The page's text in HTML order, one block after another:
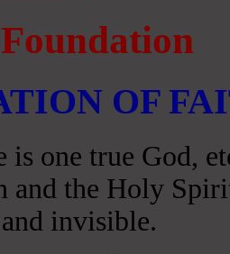
OF
is one true God,
and the Holy
invisible.